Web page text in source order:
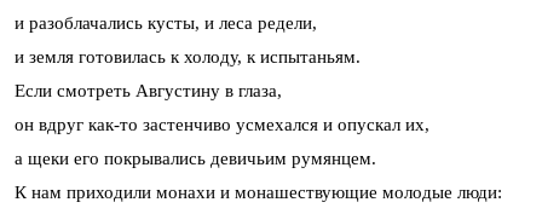
и разоблачались кусты, и леса редели,
и земля готовилась к холоду, к испытаньям.
Если смотреть Августину в глаза,
он вдруг как-то застенчиво усмехался и опускал их,
а щеки его покрывались девичьим румянцем.
К нам приходили монахи и монашествующие молодые люди: